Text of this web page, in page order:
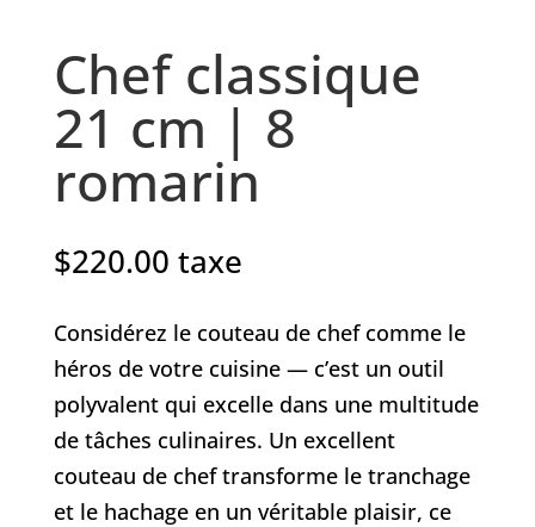
Chef classique
21 cm | 8
romarin
$220.00 taxe
Considérez le couteau de chef comme le
héros de votre cuisine — c’est un outil
polyvalent qui excelle dans une multitude
de tâches culinaires. Un excellent
couteau de chef transforme le tranchage
et le hachage en un véritable plaisir, ce